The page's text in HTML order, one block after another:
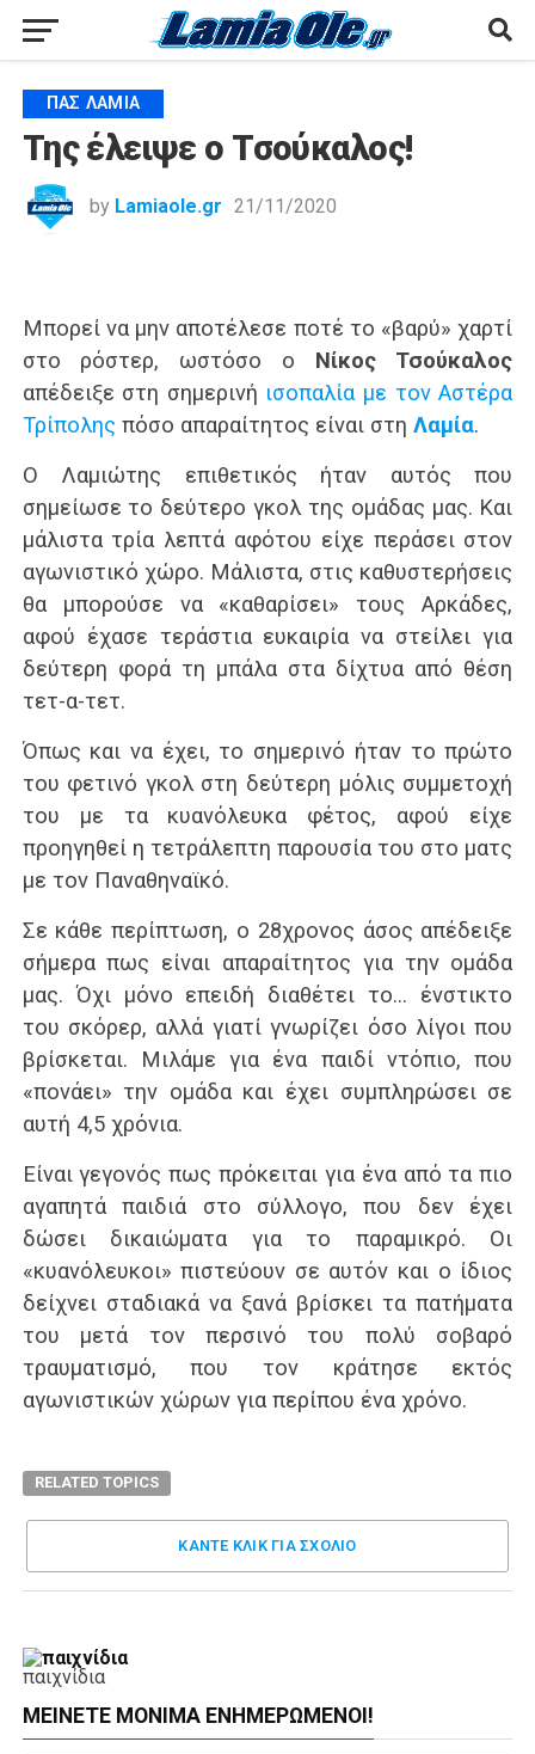
ΠΑΣ ΛΑΜΊΑ
Της έλειψε ο Τσούκαλος!
by Lamiaole.gr 21/11/2020
Μπορεί να μην αποτέλεσε ποτέ το «βαρύ» χαρτί
στο ρόστερ, ωστόσο ο Νίκος Τσούκαλος
απέδειξε στη σημερινή ισοπαλία με τον Αστέρα
Τρίπολης πόσο απαραίτητος είναι στη Λαμία.
Ο Λαμιώτης επιθετικός ήταν αυτός που
σημείωσε το δεύτερο γκολ της ομάδας μας. Και
μάλιστα τρία λεπτά αφότου είχε περάσει στον
αγωνιστικό χώρο. Μάλιστα, στις καθυστερήσεις
θα μπορούσε να «καθαρίσει» τους Αρκάδες,
αφού έχασε τεράστια ευκαιρία να στείλει για
δεύτερη φορά τη μπάλα στα δίχτυα από θέση
τετ-α-τετ.
Όπως και να έχει, το σημερινό ήταν το πρώτο
του φετινό γκολ στη δεύτερη μόλις συμμετοχή
του με τα κυανόλευκα φέτος, αφού είχε
προηγηθεί η τετράλεπτη παρουσία του στο ματς
με τον Παναθηναϊκό.
Σε κάθε περίπτωση, ο 28χρονος άσος απέδειξε
σήμερα πως είναι απαραίτητος για την ομάδα
μας. Όχι μόνο επειδή διαθέτει το… ένστικτο
του σκόρερ, αλλά γιατί γνωρίζει όσο λίγοι που
βρίσκεται. Μιλάμε για ένα παιδί ντόπιο, που
«πονάει» την ομάδα και έχει συμπληρώσει σε
αυτή 4,5 χρόνια.
Είναι γεγονός πως πρόκειται για ένα από τα πιο
αγαπητά παιδιά στο σύλλογο, που δεν έχει
δώσει δικαιώματα για το παραμικρό. Οι
«κυανόλευκοι» πιστεύουν σε αυτόν και ο ίδιος
δείχνει σταδιακά να ξανά βρίσκει τα πατήματα
του μετά τον περσινό του πολύ σοβαρό
τραυματισμό, που τον κράτησε εκτός
αγωνιστικών χώρων για περίπου ένα χρόνο.
RELATED TOPICS
ΚΑΝΤΕ ΚΛΊΚ ΓΙΑ ΣΧΌΛΙΟ
παιχνίδια
ΜΕΊΝΕΤΕ ΜΌΝΙΜΑ ΕΝΗΜΕΡΏΜΕΝΟΙ!